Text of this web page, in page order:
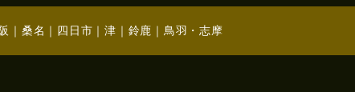
｜ 桑名 ｜ 四日市 ｜ 津 ｜ 鈴鹿 ｜ 鳥羽・志摩